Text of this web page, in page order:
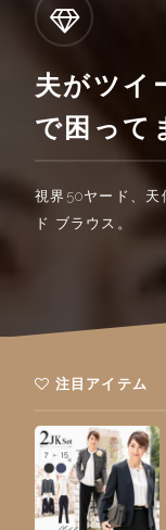
夫がツイ
で困って
視界50ヤード、天
ド ブラウス。
注目アイテム